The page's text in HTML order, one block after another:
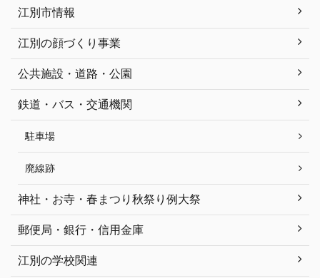
江別市情報
江別の顔づくり事業
公共施設・道路・公園
鉄道・バス・交通機関
駐車場
廃線跡
神社・お寺・春まつり秋祭り例大祭
郵便局・銀行・信用金庫
江別の学校関連